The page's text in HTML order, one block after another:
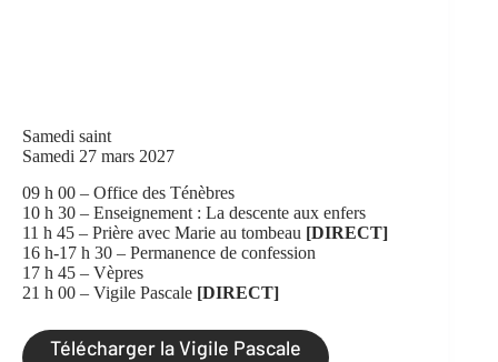
Samedi saint
Samedi 27 mars 2027
09 h 00 – Office des Ténèbres
10 h 30 – Enseignement : La descente aux enfers
11 h 45 – Prière avec Marie au tombeau [DIRECT]
16 h-17 h 30 – Permanence de confession
17 h 45 – Vèpres
21 h 00 – Vigile Pascale [DIRECT]
Télécharger la Vigile Pascale